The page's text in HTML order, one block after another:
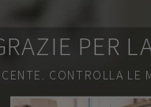
PER
CONTROLLA LE